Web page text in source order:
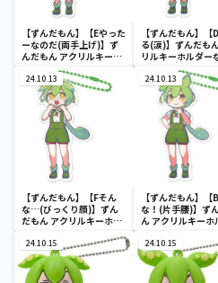
【ずんだもん】【Eやった
ーなのだ(両手上げ)】ず
んだもん アクリルキーホ
ルダーなのだ！
【ずんだもん】【
る(涙)】ずんだも
リルキーホルダー
24.10.13
【ずんだもん】【Fそん
な…(びっくり顔)】ずん
だもん アクリルキーホル
24.10.13
【ずんだもん】【
な！(片手腰)】ず
ん アクリルキーホ
24.10.15 24.10.15